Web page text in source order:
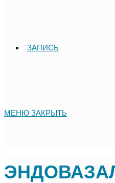
ЗАПИСЬ
МЕНЮ ЗАКРЫТЬ